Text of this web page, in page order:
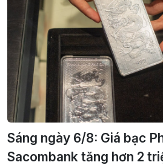
Sáng ngày 6/8: Giá bạc
Sacombank tăng hơn 2